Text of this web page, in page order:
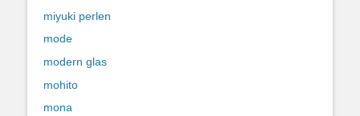
miyuki perlen
mode
modern glas
mohito
mona